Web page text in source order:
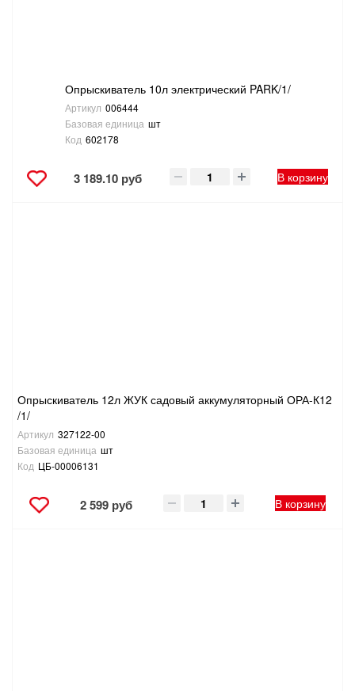
Опрыскиватель 10л электрический PARK/1/
Артикул 006444
Базовая единица шт
Код 602178
3 189.10 руб В корзину
Опрыскиватель 12л ЖУК садовый аккумуляторный ОРА-К12
/1/
Артикул 327122-00
Базовая единица шт
Код ЦБ-00006131
2 599 руб В корзину